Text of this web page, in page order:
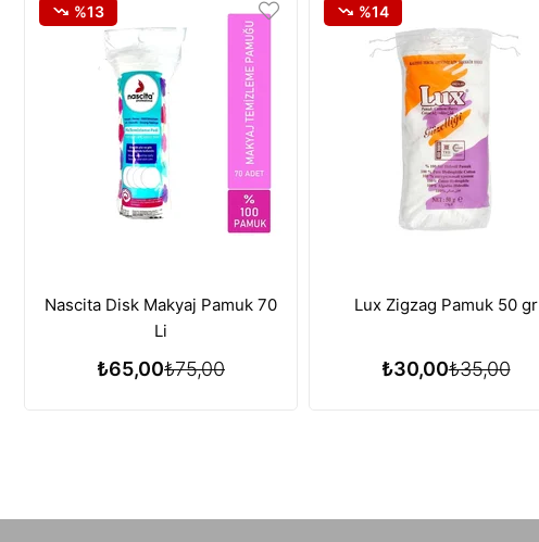
Nascita Disk Makyaj Pamuk 70
Li
₺65,00₺75,00
%13
Lux Zigzag Pamuk 50 gr
₺30,00₺35,00
%14